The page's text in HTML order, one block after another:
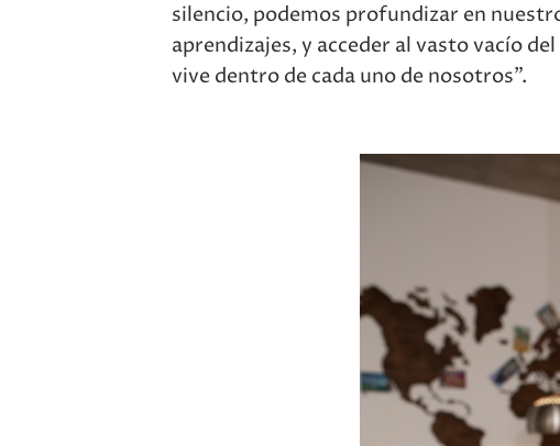
silencio, podemos profundizar en
aprendizajes, y acceder al vasto vacío
vive dentro de cada uno de nosotros”.